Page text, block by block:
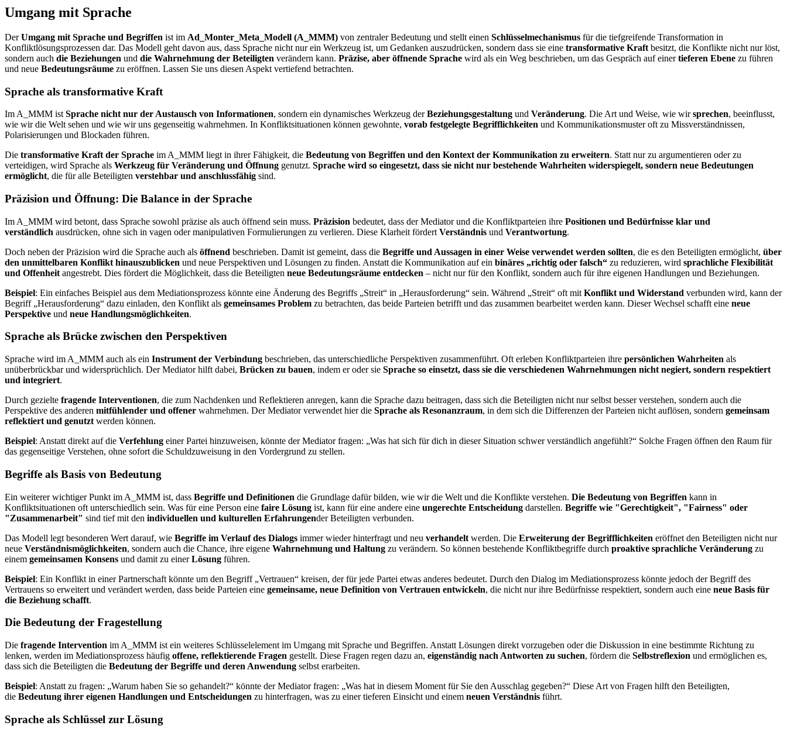
Umgang mit Sprache
DerUmgang mit Sprache und Begriffen ist im Ad_Monter_Meta_Modell (A_MMM) von zentraler Bedeutung und stellt einen Schlüsselmechanismus für die tiefgreifende Transformation in
Konfliktlösungsprozessen dar. Das Modell geht davon aus, dass Sprache nicht nur ein Werkzeug ist, um Gedanken auszudrücken, sondern dass sie eine transformative Kraft besitzt, die Konflikte nicht nur löst,
sondern auch die Beziehungen und die Wahrnehmung der Beteiligten verändern kann. Präzise, aber öffnende Sprache wird als ein Weg beschrieben, um das Gespräch auf einertieferen Ebene zu führen
und neue Bedeutungsräume zu eröffnen. Lassen Sie uns diesen Aspekt vertiefend betrachten.
Sprache als transformative Kraft
Im A_MMM ist Sprache nicht nur der Austausch von Informationen, sondern ein dynamisches Werkzeug derBeziehungsgestaltung und Veränderung. Die Art und Weise, wie wirsprechen, beeinflusst,
wie wir die Welt sehen und wie wir uns gegenseitig wahrnehmen. In Konfliktsituationen können gewohnte, vorab festgelegte Begrifflichkeiten und Kommunikationsmuster oft zu Missverständnissen,
Polarisierungen und Blockaden führen.
Die transformative Kraft der Sprache im A_MMM liegt in ihrer Fähigkeit, die Bedeutung von Begriffen und den Kontext der Kommunikation zu erweitern. Statt nur zu argumentieren oder zu
verteidigen, wird Sprache als Werkzeug für Veränderung und Öffnung genutzt. Sprache wird so eingesetzt, dass sie nicht nur bestehende Wahrheiten widerspiegelt, sondern neue Bedeutungen
ermöglicht, die für alle Beteiligten verstehbar und anschlussfähig sind.
Präzision und Öffnung: Die Balance in der Sprache
Im A_MMM wird betont, dass Sprache sowohl präzise als auch öffnend sein muss. Präzision bedeutet, dass der Mediator und die Konfliktparteien ihre Positionen und Bedürfnisse klar und
verständlich ausdrücken, ohne sich in vagen oder manipulativen Formulierungen zu verlieren. Diese Klarheit fördert Verständnis und Verantwortung.
Doch neben der Präzision wird die Sprache auch als öffnend beschrieben. Damit ist gemeint, dass die Begriffe und Aussagen in einer Weise verwendet werden sollten, die es den Beteiligten ermöglicht, über
den unmittelbaren Konflikt hinauszublicken und neue Perspektiven und Lösungen zu finden. Anstatt die Kommunikation auf ein binäres „richtig oder falsch“ zu reduzieren, wird sprachliche Flexibilität
und Offenheit angestrebt. Dies fördert die Möglichkeit, dass die Beteiligten neue Bedeutungsräume entdecken – nicht nur für den Konflikt, sondern auch für ihre eigenen Handlungen und Beziehungen.
Beispiel: Ein einfaches Beispiel aus dem Mediationsprozess könnte eine Änderung des Begriffs „Streit“ in „Herausforderung“ sein. Während „Streit“ oft mit Konflikt und Widerstand verbunden wird, kann der
Begriff „Herausforderung“ dazu einladen, den Konflikt als gemeinsames Problem zu betrachten, das beide Parteien betrifft und das zusammen bearbeitet werden kann. Dieser Wechsel schafft eine neue
Perspektive und neue Handlungsmöglichkeiten.
Sprache als Brücke zwischen den Perspektiven
Sprache wird im A_MMM auch als ein Instrument der Verbindung beschrieben, das unterschiedliche Perspektiven zusammenführt. Oft erleben Konfliktparteien ihre persönlichen Wahrheiten als
unüberbrückbar und widersprüchlich. Der Mediator hilft dabei, Brücken zu bauen, indem er oder sie Sprache so einsetzt, dass sie die verschiedenen Wahrnehmungen nicht negiert, sondern respektiert
und integriert.
Durch gezielte fragende Interventionen, die zum Nachdenken und Reflektieren anregen, kann die Sprache dazu beitragen, dass sich die Beteiligten nicht nur selbst besser verstehen, sondern auch die
Perspektive des anderen mitfühlender und offener wahrnehmen. Der Mediator verwendet hier die Sprache als Resonanzraum, in dem sich die Differenzen der Parteien nicht auflösen, sondern gemeinsam
reflektiert und genutzt werden können.
Beispiel: Anstatt direkt auf die Verfehlung einer Partei hinzuweisen, könnte der Mediator fragen: „Was hat sich für dich in dieser Situation schwer verständlich angefühlt?“ Solche Fragen öffnen den Raum für
das gegenseitige Verstehen, ohne sofort die Schuldzuweisung in den Vordergrund zu stellen.
Begriffe als Basis von Bedeutung
Ein weiterer wichtiger Punkt im A_MMM ist, dass Begriffe und Definitionen die Grundlage dafür bilden, wie wir die Welt und die Konflikte verstehen. Die Bedeutung von Begriffen kann in
Konfliktsituationen oft unterschiedlich sein. Was für eine Person eine faire Lösung ist, kann für eine andere eine ungerechte Entscheidung darstellen. Begriffe wie "Gerechtigkeit", "Fairness" oder
"Zusammenarbeit" sind tief mit den individuellen und kulturellen Erfahrungender Beteiligten verbunden.
Das Modell legt besonderen Wert darauf, wie Begriffe im Verlauf des Dialogs immer wieder hinterfragt und neu verhandelt werden. Die Erweiterung der Begrifflichkeiten eröffnet den Beteiligten nicht nur
neue Verständnismöglichkeiten, sondern auch die Chance, ihre eigene Wahrnehmung und Haltung zu verändern. So können bestehende Konfliktbegriffe durch proaktive sprachliche Veränderung zu
einem gemeinsamen Konsens und damit zu einerLösung führen.
Beispiel: Ein Konflikt in einer Partnerschaft könnte um den Begriff „Vertrauen“ kreisen, der für jede Partei etwas anderes bedeutet. Durch den Dialog im Mediationsprozess könnte jedoch der Begriff des
Vertrauens so erweitert und verändert werden, dass beide Parteien eine gemeinsame, neue Definition von Vertrauen entwickeln, die nicht nur ihre Bedürfnisse respektiert, sondern auch eine neue Basis für
die Beziehung schafft.
Die Bedeutung der Fragestellung
Die fragende Intervention im A_MMM ist ein weiteres Schlüsselelement im Umgang mit Sprache und Begriffen. Anstatt Lösungen direkt vorzugeben oder die Diskussion in eine bestimmte Richtung zu
lenken, werden im Mediationsprozess häufig offene, reflektierende Fragen gestellt. Diese Fragen regen dazu an, eigenständig nach Antworten zu suchen, fördern die Selbstreflexion und ermöglichen es,
dass sich die Beteiligten die Bedeutung der Begriffe und deren Anwendung selbst erarbeiten.
Beispiel: Anstatt zu fragen: „Warum haben Sie so gehandelt?“ könnte der Mediator fragen: „Was hat in diesem Moment für Sie den Ausschlag gegeben?“ Diese Art von Fragen hilft den Beteiligten,
die Bedeutung ihrer eigenen Handlungen und Entscheidungen zu hinterfragen, was zu einer tieferen Einsicht und einem neuen Verständnis führt.
Sprache als Schlüssel zur Lösung